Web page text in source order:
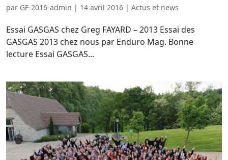
par GF-2016-admin | 14 avril 2016 | Actus et news
Essai GASGAS chez Greg FAYARD – 2013 Essai des
GASGAS 2013 chez nous par Enduro Mag. Bonne
lecture Essai GASGAS...